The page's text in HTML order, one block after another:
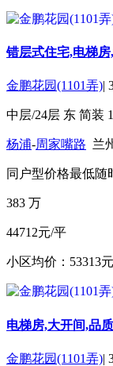
错层式住宅,电梯
金鹏花园(1101弄)|
中层/24层 东 简装
杨浦-周家嘴路 兰
同户型价格最低随
383 万
44712元/平
小区均价：53313
电梯房,大开间,品
金鹏花园(1101弄)|